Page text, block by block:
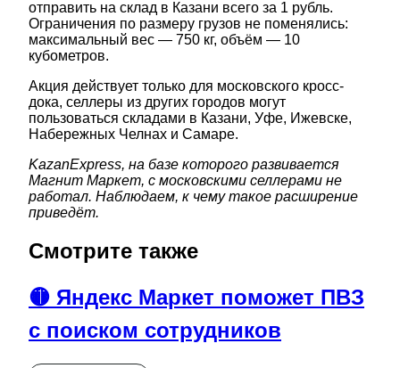
отправить на склад в Казани всего за 1 рубль.
Ограничения по размеру грузов не поменялись:
максимальный вес — 750 кг, объём — 10
кубометров.
Акция действует только для московского кросс-
дока, селлеры из других городов могут
пользоваться складами в Казани, Уфе, Ижевске,
Набережных Челнах и Самаре.
KazanExpress, на базе которого развивается
Магнит Маркет, с московскими селлерами не
работал. Наблюдаем, к чему такое расширение
приведёт.
Смотрите также
🟡 Яндекс Маркет поможет ПВЗ
с поиском сотрудников